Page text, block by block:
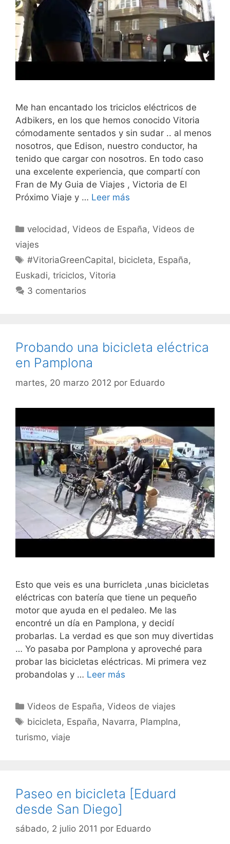
Me han encantado los triciclos eléctricos de
Adbikers, en los que hemos conocido Vitoria
cómodamente sentados y sin sudar .. al menos
nosotros, que Edison, nuestro conductor, ha
tenido que cargar con nosotros. En todo caso
una excelente experiencia, que compartí con
Fran de My Guia de Viajes , Victoria de El
Próximo Viaje y … Leer más
Categorías
velocidad,Videos de España,Videos de
viajes
Etiquetas
#VitoriaGreenCapital, bicicleta, España,
Euskadi, triciclos, Vitoria
3 comentarios
Probando una bicicleta eléctrica
en Pamplona
martes, 20 marzo 2012 por Eduardo
Esto que veis es una burricleta ,unas bicicletas
eléctricas con batería que tiene un pequeño
motor que ayuda en el pedaleo. Me las
encontré un día en Pamplona, y decidí
probarlas. La verdad es que son muy divertidas
… Yo pasaba por Pamplona y aproveché para
probar las bicicletas eléctricas. Mi primera vez
probandolas y … Leer más
Categorías
Videos de España,Videos de viajes
Etiquetas
bicicleta, España, Navarra, Plamplna,
turismo, viaje
Paseo en bicicleta [Eduard
desde San Diego]
sábado, 2 julio 2011 por Eduardo